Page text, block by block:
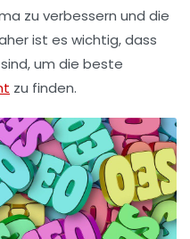
zu verbessern und die
ist es wichtig, dass
um die beste
zu finden.